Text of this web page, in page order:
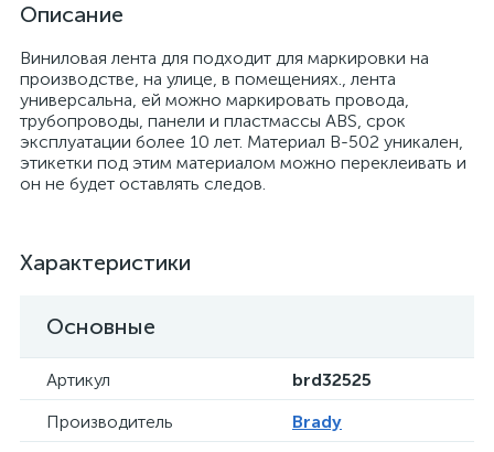
Описание
Виниловая лента для подходит для маркировки на
производстве, на улице, в помещениях., лента
универсальна, ей можно маркировать провода,
трубопроводы, панели и пластмассы ABS, срок
эксплуатации более 10 лет. Материал B-502 уникален,
этикетки под этим материалом можно переклеивать и
он не будет оставлять следов.
Характеристики
Основные
Артикул
brd32525
Производитель
Brady